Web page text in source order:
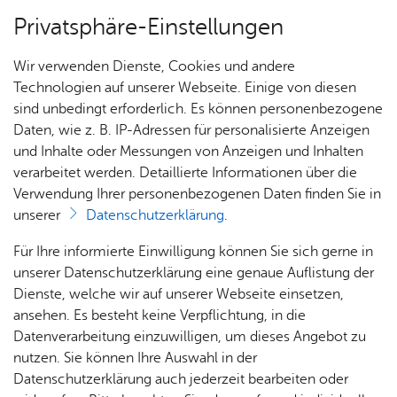
Über­sicht Bür­ger & Stadt
Rat­
haus &
Bür­
ger­
ser­vice
Rat­
häu­ser
Nach­
rich­
ten,
Vi­de­os
& Bil­
der
Me­di­
Jobs
Stel­
len­an­
ge­bo­te
Aus­bil­
dung &
Stu­di­
Bauen
& Um­
welt
Geo­
da­ten
Ge­
sund­
heit &
kum
Dienst­leis­tun­gen A–Z
Vor­le­sen
Grund­buch - Ein­tra­gung be­
an­tra­gen
Sie haben ein Grundstück gekauft? Dann sind Sie erst neue
Eigentümerin oder neuer Eigentümer, nachdem
Sie sich mit dem Ver­käu­fer be­zie­hungs­wei­se der
Privatsphäre-Einstellungen
Wir verwenden Dienste, Cookies und andere
Technologien auf unserer Webseite. Einige von diesen
sind unbedingt erforderlich. Es können personenbezogene
Daten, wie z. B. IP-Adressen für personalisierte Anzeigen
und Inhalte oder Messungen von Anzeigen und Inhalten
verarbeitet werden. Detaillierte Informationen über die
Verwendung Ihrer personenbezogenen Daten finden Sie in
unserer
Datenschutzerklärung.
Für Ihre informierte Einwilligung können Sie sich gerne in
unserer Datenschutzerklärung eine genaue Auflistung der
Dienste, welche wir auf unserer Webseite einsetzen,
ansehen. Es besteht keine Verpflichtung, in die
Datenverarbeitung einzuwilligen, um dieses Angebot zu
nutzen. Sie können Ihre Auswahl in der
Datenschutzerklärung auch jederzeit bearbeiten oder